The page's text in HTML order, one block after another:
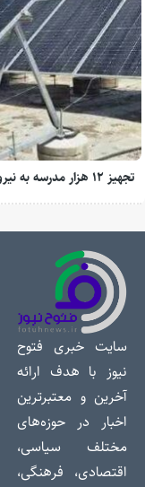
تجهیز ۱۲ هزار مدرسه به نیروگاه‌های خورشیدی ۵ کیلوواتی تا پایان شهریور*
سایت خبری فتوح
نیوز با هدف ارائه
آخرین و معتبرترین
اخبار در حوزه‌های
مختلف سیاسی،
اقتصادی، فرهنگی،